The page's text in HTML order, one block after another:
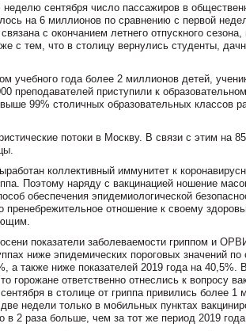
сентября число пассажиров в
на 6 миллионов по сравнению с первой
с окончанием летнего отпускного
с тем, что в столицу вернулись студенты,
учебного года более 2 миллионов детей,
преподавателей приступили к
99% столичных образовательных классов
потоки в Москву. В связи с этим на
коллективный иммунитет к
Поэтому наряду с вакцинацией ношение
обеспечения эпидемиологической
пренебрежительное отношение к своему
показатели заболеваемости гриппом и
ниже эпидемических пороговых значений по
а также ниже показателей 2019 года на 40,5%.
горожане ответственно отнеслись к вопросу
в столице от гриппа привились более 1
недели только в мобильных пунктах
в 2 раза больше, чем за тот же период 2019